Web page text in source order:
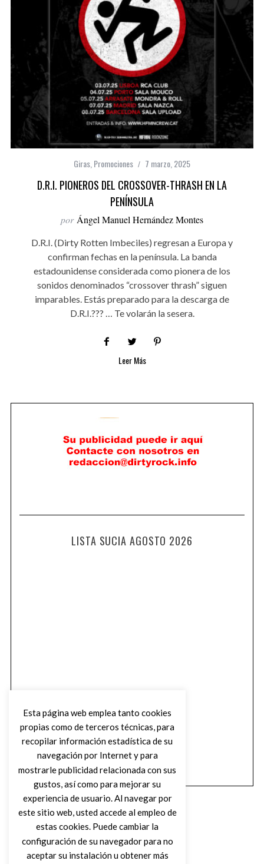
Giras Promociones 7 marzo, 2025
D.R.I. PIONEROS DEL CROSSOVER-THRASH EN LA
PENÍNSULA
por Ángel Manuel Hernández Montes
D.R.I. (Dirty Rotten Imbeciles) regresan a Europa y
confirman fechas en la península. La banda
estadounidense considerada como pionera de los
sonidos denominados “crossover thrash” siguen
imparables. Estás preparado para la descarga de
D.R.I.??? … Te volarán la sesera.
Leer Más
LISTA SUCIA AGOSTO 2026
Esta página web emplea tanto cookies
propias como de terceros técnicas, para
recopilar información estadística de su
navegación por Internet y para
mostrarle publicidad relacionada con sus
gustos, así como para mejorar su
experiencia de usuario. Al navegar por
este sitio web, usted accede al empleo de
estas cookies. Puede cambiar la
configuración de su navegador para no
aceptar su instalación u obtener más